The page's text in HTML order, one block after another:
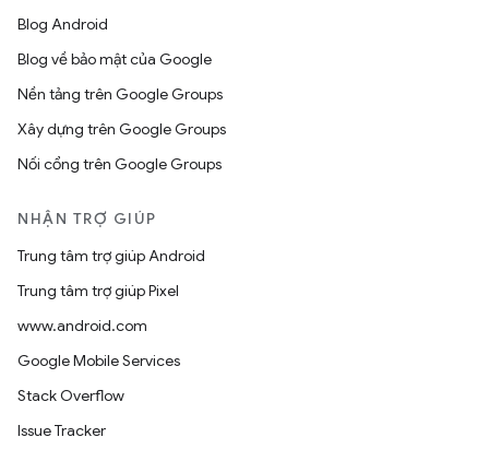
Blog Android
Blog về bảo mật của Google
Nền tảng trên Google Groups
Xây dựng trên Google Groups
Nối cổng trên Google Groups
NHẬN TRỢ GIÚP
Trung tâm trợ giúp Android
Trung tâm trợ giúp Pixel
www.android.com
Google Mobile Services
Stack Overflow
Issue Tracker